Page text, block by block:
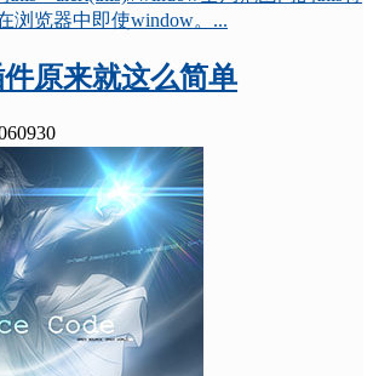
浏览器中即使window。...
原来就这么简单
60930